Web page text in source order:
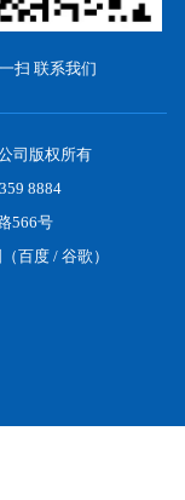
扫 联系我们
司版权所有
8884
566号
（百度/ 谷歌 ）